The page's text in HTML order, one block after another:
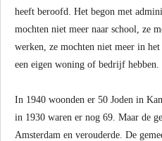
heeft beroofd. Het begon met
mochten niet meer naar school, ze
werken, ze mochten niet meer in
een eigen woning of bedrijf hebben.
In 1940 woonden er 50 Joden in
in 1930 waren er nog 69. Maar de
Amsterdam en verouderde. De